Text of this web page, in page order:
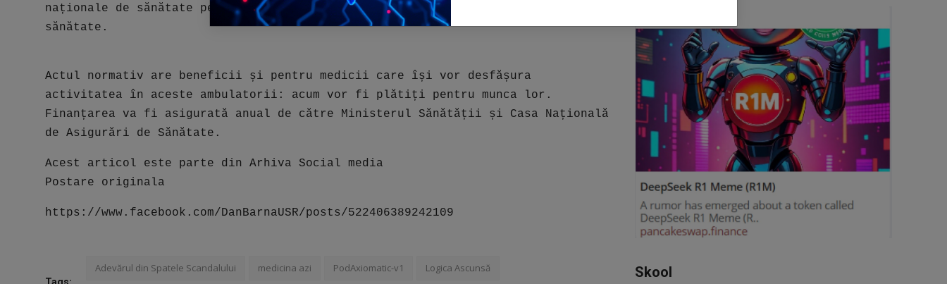
naționale de sănătate pentru bolnavii cronici și programe de educație pentru
sănătate.
Actul normativ are beneficii și pentru medicii care își vor desfășura
activitatea în aceste ambulatorii: acum vor fi plătiți pentru munca lor.
Finanțarea va fi asigurată anual de către Ministerul Sănătății și Casa Națională
de Asigurări de Sănătate.
Acest articol este parte din Arhiva Social media
Postare originala
https://www.facebook.com/DanBarnaUSR/posts/522406389242109
Tags:
Adevărul din Spatele Scandalului medicina azi PodAxiomatic-v1 Logica Ascunsă Skool